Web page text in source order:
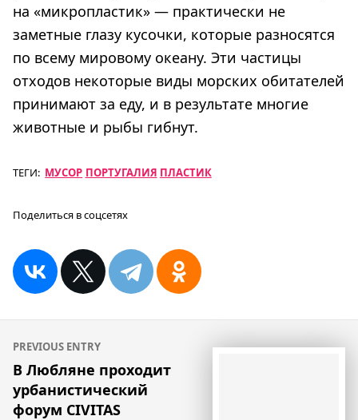
на «микропластик» — практически не
заметные глазу кусочки, которые разносятся
по всему мировому океану. Эти частицы
отходов некоторые виды морских обитателей
принимают за еду, и в результате многие
животные и рыбы гибнут.
ТЕГИ: МУСОР ПОРТУГАЛИЯ ПЛАСТИК
Поделиться в соцсетях
Навигация
по
записям
PREVIOUS ENTRY
В Любляне проходит
урбанистический
форум CIVITAS